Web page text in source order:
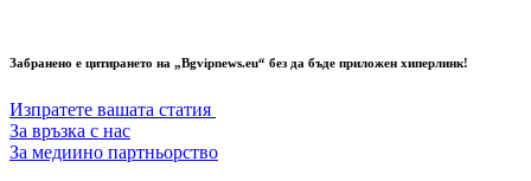
Забранено е цитирането на „Bgvipnews.eu“ без да бъде приложен хиперлинк!
Изпратете вашата статия
За връзка с нас
За медиино партньорство